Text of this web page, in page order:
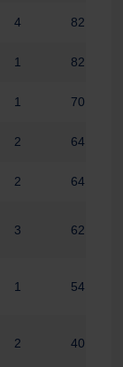
4 82
1 82
1 70
2 64
2 64
3 62
1 54
2 40